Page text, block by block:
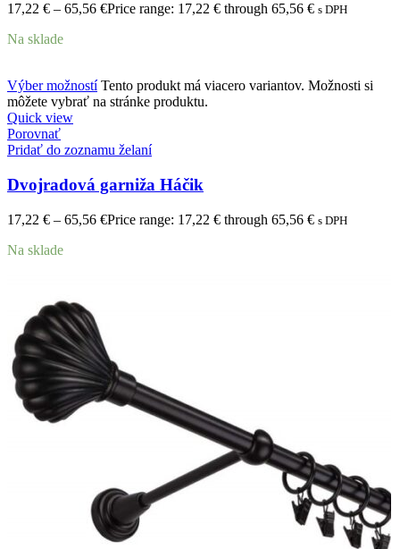
17,22 € – 65,56 €Price range: 17,22 € through 65,56 € s DPH
Na sklade
Výber možností Tento produkt má viacero variantov. Možnosti si
môžete vybrať na stránke produktu.
Quick view
Porovnať
Pridať do zoznamu želaní
Dvojradová garniža Háčik
17,22 € – 65,56 €Price range: 17,22 € through 65,56 € s DPH
Na sklade